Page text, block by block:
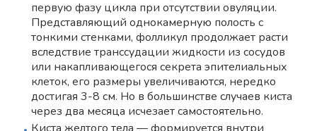
первую фазу цикла при отсутствии овуляции.
Представляющий однокамерную полость с
тонкими стенками, фолликул продолжает расти
вследствие транссудации жидкости из сосудов
или накапливающегося секрета эпителиальных
клеток, его размеры увеличиваются, нередко
достигая 3-8 см. Но в большинстве случаев киста
через два месяца исчезает самостоятельно.